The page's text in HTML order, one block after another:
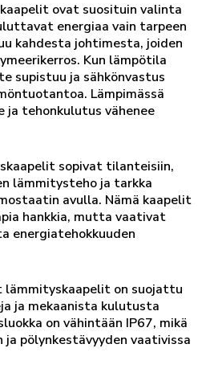
ovat suosituin valinta
energiaa vain tarpeen
kahdesta johtimesta, joiden
Kun lämpötila
supistuu ja sähkönvastus
Lämpimässä
ja tehonkulutus vähenee
sopivat tilanteisiin,
lämmitysteho ja tarkka
avulla. Nämä kaapelit
hankkia, mutta vaativat
energiatehokkuuden
on suojattu
ja mekaanista kulutusta
on vähintään IP67, mikä
pölynkestävyyden vaativissa